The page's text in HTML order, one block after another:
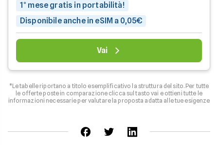
1° mese gratis in portabilità!
Disponibile anche in eSIM a 0,05€
Vai
*Le tabelle riportano a titolo esemplificativo la struttura del sito. Per tutte
le offerte poste in comparazione clicca sul tasto vai e ottieni tutte le
informazioni necessarie per valutare la proposta adatta alle tue esigenze